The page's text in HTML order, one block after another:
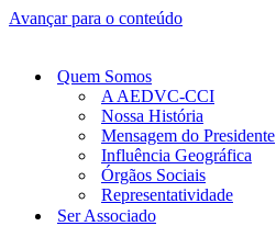
Avançar para o conteúdo
Quem Somos
A AEDVC-CCI
Nossa História
Mensagem do Presidente
Influência Geográfica
Órgãos Sociais
Representatividade
Ser Associado